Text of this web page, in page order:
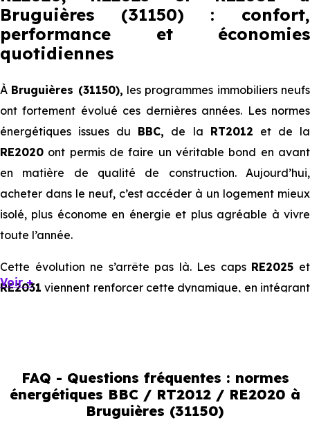
Bruguières (31150) : confort,
performance et économies
quotidiennes
À Bruguières (31150), les programmes immobiliers neufs
ont fortement évolué ces dernières années. Les normes
énergétiques issues du BBC, de la RT2012 et de la
RE2020 ont permis de faire un véritable bond en avant
en matière de qualité de construction. Aujourd’hui,
acheter dans le neuf, c’est accéder à un logement mieux
isolé, plus économe en énergie et plus agréable à vivre
toute l’année.
Cette évolution ne s’arrête pas là. Les caps RE2025 et
RE2031 viennent renforcer cette dynamique, en intégrant
immobilier, en valorisant les biens les plus performants.
En résumé :
Voir +
FAQ - Questions fréquentes : normes
énergétiques BBC / RT2012 / RE2020 à
Bruguières (31150)